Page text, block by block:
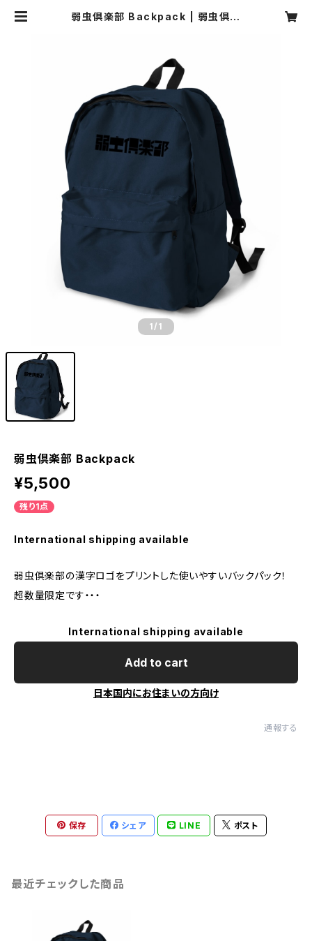
弱虫倶楽部 Backpack | 弱虫倶楽
1 /1
弱虫倶楽部 Backpack
¥5,500
残り1点
International shipping available
弱虫倶楽部の漢字ロゴをプリントした使いやすいバックパック！
超数量限定です・・・
International shipping available
Add to cart
日本国内にお住まいの方向け
通報する
保存 シェア LINE ポスト
最近チェックした商品